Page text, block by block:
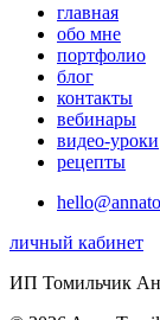
главная
обо мне
портфолио
блог
контакты
вебинары
видео-уроки
рецепты
личный кабинет
ИП Томильчик